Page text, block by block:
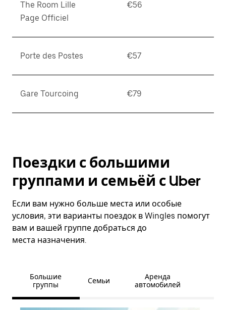
The Room Lille
Page Officiel
€56
Porte des Postes €57
Gare Tourcoing €79
Поездки с большими
группами и семьёй с Uber
Если вам нужно больше места или особые
условия, эти варианты поездок в Wingles помогут
вам и вашей группе добраться до
места назначения.
Большие
группы
Семьи
Аренда
автомобилей